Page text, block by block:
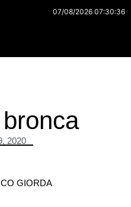
07/08/2026 07:30:36
2020
GIORDA